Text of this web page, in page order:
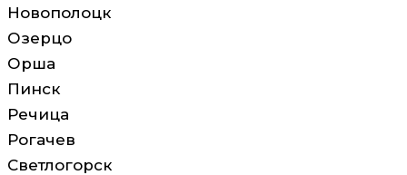
Новополоцк
Озерцо
Орша
Пинск
Речица
Рогачев
Светлогорск